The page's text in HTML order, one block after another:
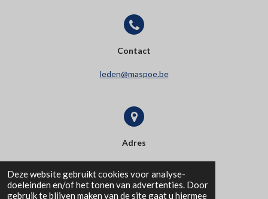
Deze website gebruikt cookies voor analyse-
doeleinden en/of het tonen van advertenties. Door
gebruik te blijven maken van de site gaat u hiermee
b
o
k
r
a
Contact
leden@maspoe.be
Adres
9420 Erpe